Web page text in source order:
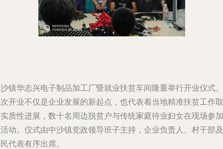
镇华志兴电子制品加工厂暨就业扶贫车间隆重举行开业仪式。
开业不仅是企业发展的新起点，也代表着当地精准扶贫工作取
质性进展，数十名周边脱贫户与传统家庭待业妇女在现场参加
动。仪式由中沙镇党政领导班子主持，企业负责人、村干部及
代表有序出席。